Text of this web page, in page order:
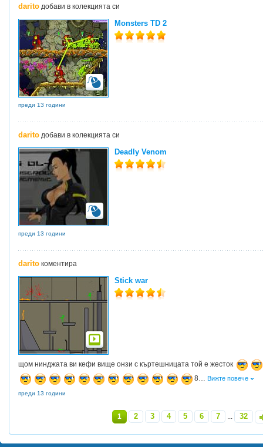
darito добави в колекцията си
Monsters TD 2
преди 13 години
darito добави в колекцията си
Deadly Venom
преди 13 години
darito коментира
Stick war
щом нинджата ви кефи вище онзи с къртешницата той е жесток
8… Вижте повече
преди 13 години
1 2 3 4 5 6 7 ... 32»